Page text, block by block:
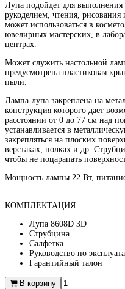
Лупа подойдет для выполнения
рукоделием, чтения,
может использоваться в
ювелирных мастерских, в
центрах.
Может служить настольной
предусмотрена пластиковая
пыли.
Лампа-лупа закреплена на
конструкция которого дает
расстоянии от 0 до 77 см над
устанавливается в
закрепляться на плоских
верстаках, полках и др.
чтобы не поцарапать
Мощность лампы 22 Вт,
КОМПЛЕКТАЦИЯ
Лупа 8608D 3D
Струбцина
Салфетка
Руководство по
Гарантийный талон
В корзину